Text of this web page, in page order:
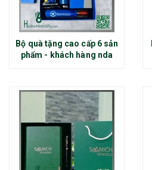
Bộ quà tặng cao cấp 6 sản
phẩm - khách hàng nda